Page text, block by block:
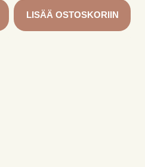
LISÄÄ OSTOSKORIIN